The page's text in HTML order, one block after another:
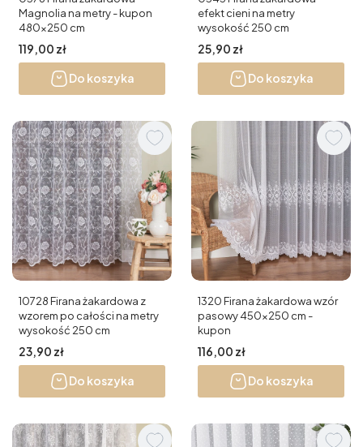
Magnolia na metry - kupon
480x250 cm
Cena
119,00 zł
Do koszyka
efekt cieni na metry
wysokość 250 cm
Cena
25,90 zł
Do koszyka
10728 Firana żakardowa z
wzorem po całości na metry
wysokość 250 cm
Cena
23,90 zł
Do koszyka
1320 Firana żakardowa wzór
pasowy 450x250 cm -
kupon
Cena
116,00 zł
Do koszyka